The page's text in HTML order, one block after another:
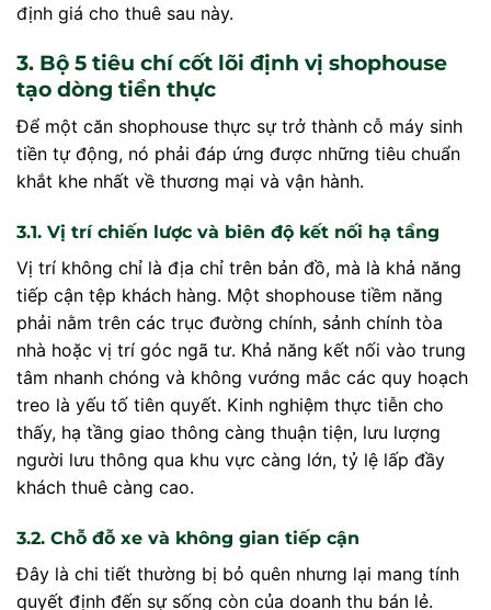
định giá cho thuê sau này.
3. Bộ 5 tiêu chí cốt lõi định vị shophouse
tạo dòng tiền thực
Để một căn shophouse thực sự trở thành cỗ máy sinh
tiền tự động, nó phải đáp ứng được những tiêu chuẩn
khắt khe nhất về thương mại và vận hành.
3.1. Vị trí chiến lược và biên độ kết nối hạ tầng
Vị trí không chỉ là địa chỉ trên bản đồ, mà là khả năng
tiếp cận tệp khách hàng. Một shophouse tiềm năng
phải nằm trên các trục đường chính, sảnh chính tòa
nhà hoặc vị trí góc ngã tư. Khả năng kết nối vào trung
tâm nhanh chóng và không vướng mắc các quy hoạch
treo là yếu tố tiên quyết. Kinh nghiệm thực tiễn cho
thấy, hạ tầng giao thông càng thuận tiện, lưu lượng
người lưu thông qua khu vực càng lớn, tỷ lệ lấp đầy
khách thuê càng cao.
3.2. Chỗ đỗ xe và không gian tiếp cận
Đây là chi tiết thường bị bỏ quên nhưng lại mang tính
quyết định đến sự sống còn của doanh thu bán lẻ.